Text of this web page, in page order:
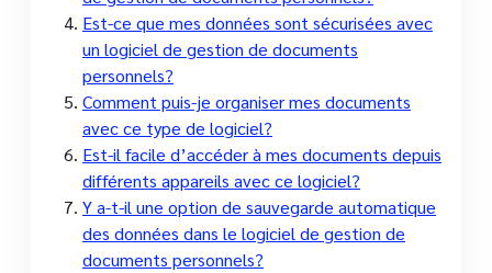
Est-ce que mes données sont sécurisées avec
un logiciel de gestion de documents
personnels?
Comment puis-je organiser mes documents
avec ce type de logiciel?
Est-il facile d’accéder à mes documents depuis
différents appareils avec ce logiciel?
Y a-t-il une option de sauvegarde automatique
des données dans le logiciel de gestion de
documents personnels?